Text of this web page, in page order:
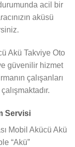
acil bir
aküsü
Akü Takviye Oto
güvenilir hizmet
çalışanları
Servisi
Mobil Akücü Akü
“Akü”